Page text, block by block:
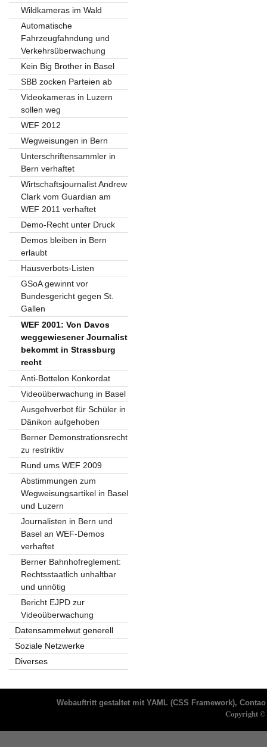
Wildkameras im Wald
Automatische
Fahrzeugfahndung und
Verkehrsüberwachung
Kein Big Brother in Basel
SBB zocken Parteien ab
Videokameras in Luzern
sollen weg
WEF 2012
Wegweisungen in Bern
Unterschriftensammler in
Bern verhaftet
Wirtschaftsjournalist Andrew
Clark vom Guardian am
WEF 2011 verhaftet
Demo-Recht unter Druck
Demos bleiben in Bern
erlaubt
Hausverbots-Listen
GSoA gewinnt vor
Bundesgericht gegen St.
Gallen
WEF 2001: Von Davos
weggewiesener Journalist
bekommt in Strassburg
recht
Anti-Bottelon Konkordat
Videoüberwachung in Basel
Ausgehverbot für Schüler in
Dänikon aufgehoben
Berner Demonstrationsrecht
zu restriktiv
Rund ums WEF 2009
Abstimmungen zum
Wegweisungsartikel in Basel
und Luzern
Journalisten in Bern und
Basel an WEF-Demos
verhaftet
Berner Bahnhofreglement:
Rechtsstaatlich unhaltbar
und unnötig
Bericht EJPD zur
Videoüberwachung
Datensammelwut generell
Soziale Netzwerke
Diverses
Webauftritt gestaltet mit YAML (CSS Framework), Contao
Copyright ©